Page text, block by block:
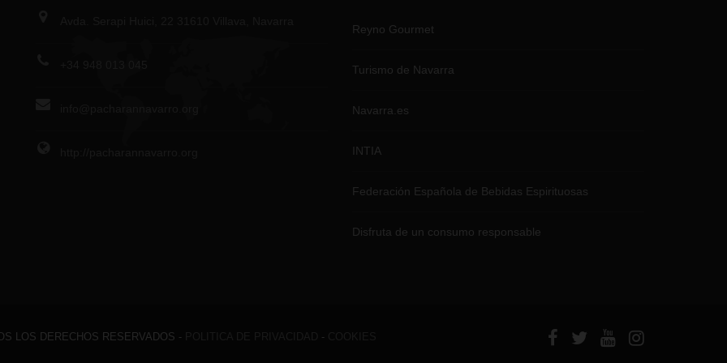
Reyno Gourmet
Turismo de Navarra
Navarra.es
INTIA
Federación Española de Bebidas Espirituosas
Disfruta de un consumo responsable
LOS DERECHOS RESERVADOS - -